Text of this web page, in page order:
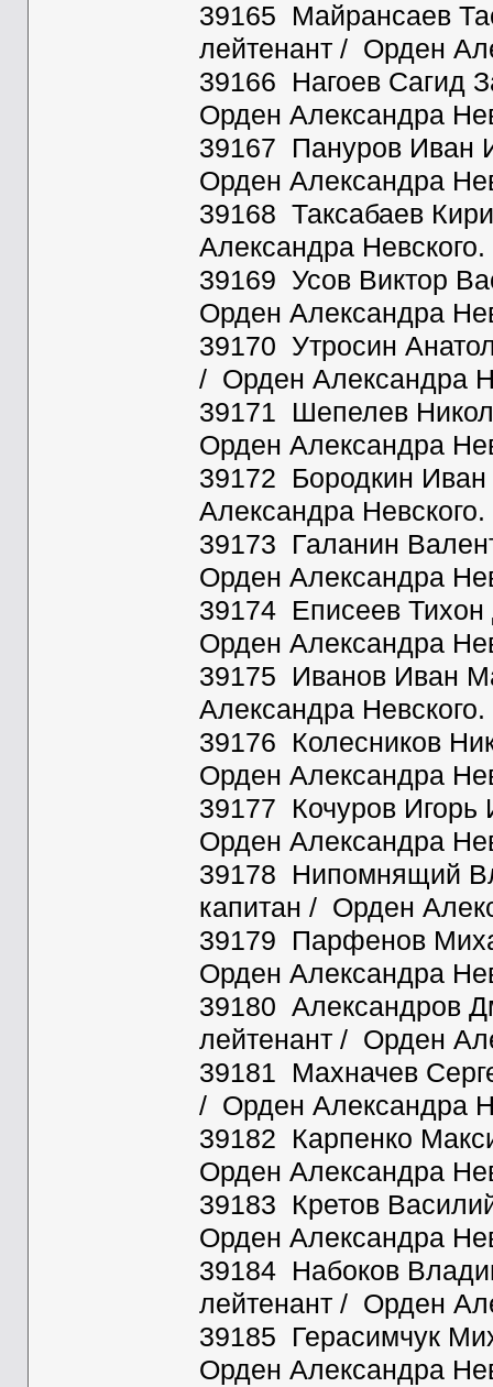
39165 Майрансаев
лейтенант / Орден
39166 Нагоев Сагид
Орден Александра
39167 Пануров Иван
Орден Александра
39168 Таксабаев
Александра Невского.
39169 Усов Виктор
Орден Александра
39170 Утросин
/ Орден Александра
39171 Шепелев
Орден Александра
39172 Бородкин
Александра Невского.
39173 Галанин
Орден Александра
39174 Еписеев
Орден Александра
39175 Иванов Иван
Александра Невского.
39176 Колесников
Орден Александра
39177 Кочуров Игорь
Орден Александра
39178 Нипомнящий
капитан / Орден
39179 Парфенов
Орден Александра
39180 Александров
лейтенант / Орден
39181 Махначев
/ Орден Александра
39182 Карпенко
Орден Александра
39183 Кретов
Орден Александра
39184 Набоков
лейтенант / Орден
39185 Герасимчук
Орден Александра